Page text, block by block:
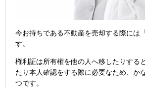
今お持ちである不動産を売却する際には
す。
権利証は所有権を他の人へ移したりする
たり本人確認をする際に必要なため、か
つです。